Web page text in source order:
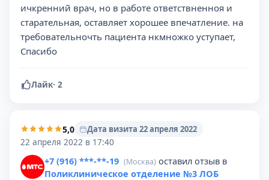
ичкренний врач, но в работе ответствненноя и
старательная, оставляет хорошее впечатление. на
требовательночть пациента нкмножко уступает,
Спасибо
Лайк· 2
5,0
Дата визита 22 апреля 2022
22 апреля 2022 в 17:40
+7 (916) ***-**-19 (Москва) оставил отзыв в
Поликлиническое отделение №3 ЛОБ